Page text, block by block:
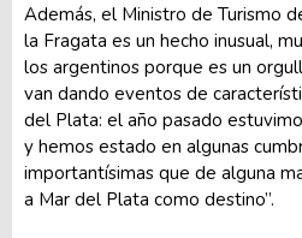
Además, el Ministro de Turismo
la Fragata es un hecho inusual,
los argentinos porque es un
van dando eventos de
del Plata: el año pasado
y hemos estado en algunas
importantísimas que de alguna
a Mar del Plata como destino”.